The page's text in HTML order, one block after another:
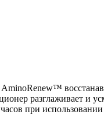
разглаживает и
при